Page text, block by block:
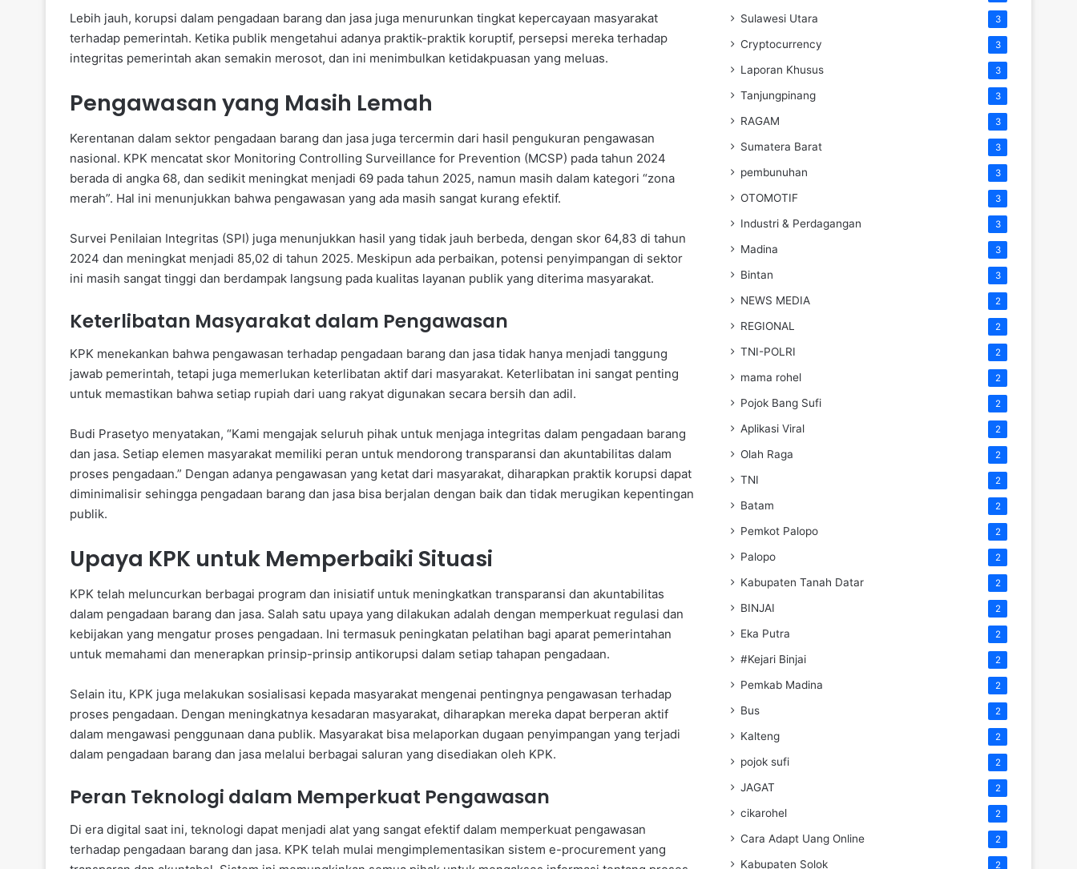
Lebih jauh, korupsi dalam pengadaan barang dan jasa juga menurunkan tingkat kepercayaan masyarakat
terhadap pemerintah. Ketika publik mengetahui adanya praktik-praktik koruptif, persepsi mereka terhadap
integritas pemerintah akan semakin merosot, dan ini menimbulkan ketidakpuasan yang meluas.
Pengawasan yang Masih Lemah
Kerentanan dalam sektor pengadaan barang dan jasa juga tercermin dari hasil pengukuran pengawasan
nasional. KPK mencatat skor Monitoring Controlling Surveillance for Prevention (MCSP) pada tahun 2024
berada di angka 68, dan sedikit meningkat menjadi 69 pada tahun 2025, namun masih dalam kategori “zona
merah”. Hal ini menunjukkan bahwa pengawasan yang ada masih sangat kurang efektif.
Survei Penilaian Integritas (SPI) juga menunjukkan hasil yang tidak jauh berbeda, dengan skor 64,83 di tahun
2024 dan meningkat menjadi 85,02 di tahun 2025. Meskipun ada perbaikan, potensi penyimpangan di sektor
ini masih sangat tinggi dan berdampak langsung pada kualitas layanan publik yang diterima masyarakat.
Keterlibatan Masyarakat dalam Pengawasan
KPK menekankan bahwa pengawasan terhadap pengadaan barang dan jasa tidak hanya menjadi tanggung
jawab pemerintah, tetapi juga memerlukan keterlibatan aktif dari masyarakat. Keterlibatan ini sangat penting
untuk memastikan bahwa setiap rupiah dari uang rakyat digunakan secara bersih dan adil.
Budi Prasetyo menyatakan, “Kami mengajak seluruh pihak untuk menjaga integritas dalam pengadaan barang
dan jasa. Setiap elemen masyarakat memiliki peran untuk mendorong transparansi dan akuntabilitas dalam
proses pengadaan.” Dengan adanya pengawasan yang ketat dari masyarakat, diharapkan praktik korupsi dapat
diminimalisir sehingga pengadaan barang dan jasa bisa berjalan dengan baik dan tidak merugikan kepentingan
publik.
Upaya KPK untuk Memperbaiki Situasi
KPK telah meluncurkan berbagai program dan inisiatif untuk meningkatkan transparansi dan akuntabilitas
dalam pengadaan barang dan jasa. Salah satu upaya yang dilakukan adalah dengan memperkuat regulasi dan
kebijakan yang mengatur proses pengadaan. Ini termasuk peningkatan pelatihan bagi aparat pemerintahan
untuk memahami dan menerapkan prinsip-prinsip antikorupsi dalam setiap tahapan pengadaan.
Selain itu, KPK juga melakukan sosialisasi kepada masyarakat mengenai pentingnya pengawasan terhadap
proses pengadaan. Dengan meningkatnya kesadaran masyarakat, diharapkan mereka dapat berperan aktif
dalam mengawasi penggunaan dana publik. Masyarakat bisa melaporkan dugaan penyimpangan yang terjadi
dalam pengadaan barang dan jasa melalui berbagai saluran yang disediakan oleh KPK.
Peran Teknologi dalam Memperkuat Pengawasan
Di era digital saat ini, teknologi dapat menjadi alat yang sangat efektif dalam memperkuat pengawasan
terhadap pengadaan barang dan jasa. KPK telah mulai mengimplementasikan sistem e-procurement yang
Sulawesi Utara 3
Cryptocurrency 3
Laporan Khusus 3
Tanjungpinang 3
RAGAM 3
Sumatera Barat 3
pembunuhan 3
OTOMOTIF 3
Industri & Perdagangan 3
Madina 3
Bintan 3
NEWS MEDIA 2
REGIONAL 2
TNI-POLRI 2
mama rohel 2
Pojok Bang Sufi 2
Aplikasi Viral 2
Olah Raga 2
TNI 2
Batam 2
Pemkot Palopo 2
Palopo 2
Kabupaten Tanah Datar 2
BINJAI 2
Eka Putra 2
#Kejari Binjai 2
Pemkab Madina 2
Bus 2
Kalteng 2
pojok sufi 2
JAGAT 2
cikarohel 2
Cara Adapt Uang Online 2
Kabupaten Solok 2